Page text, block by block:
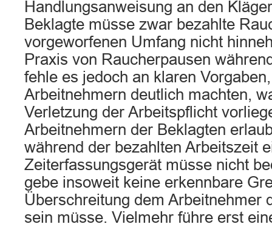
Handlungsanweisung an den
Beklagte müsse zwar bezahlte
vorgeworfenen Umfang nicht
Praxis von Raucherpausen
fehle es jedoch an klaren
Arbeitnehmern deutlich machten,
Verletzung der Arbeitspflicht
Arbeitnehmern der Beklagten
während der bezahlten Arbeitszeit
Zeiterfassungsgerät müsse nicht
gebe insoweit keine erkennbare
Überschreitung dem Arbeitnehmer
sein müsse. Vielmehr führe erst